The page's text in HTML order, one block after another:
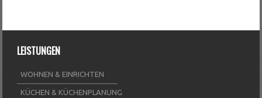
LEISTUNGEN
WOHNEN & EINRICHTEN
KÜCHEN & KÜCHENPLANUNG